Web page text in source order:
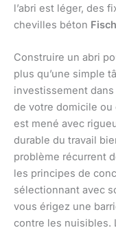
l’abri est léger, des
chevilles béton
Construire un abri
plus qu’une simple
investissement
de votre domicile ou
est mené avec
durable du travail
problème récurrent
les principes de
sélectionnant avec
vous érigez une
contre les nuisibles.